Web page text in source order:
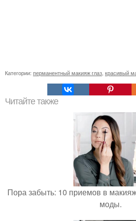
Категории: перманентный макияж глаз красивый
Читайте также
Пора забыть: 10 приемов в
моды.